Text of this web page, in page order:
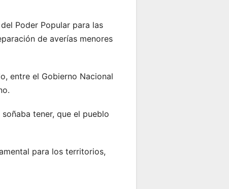
Poder Popular para las
de averías menores
entre el Gobierno Nacional
tener, que el pueblo
para los territorios,